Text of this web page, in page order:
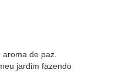
de paz.
jardim fazendo